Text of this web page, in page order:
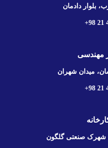
بلوار دادمان
مهندسی
میدان شهران
شهرک صنعتی گلگون